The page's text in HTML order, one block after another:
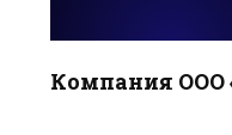
Компания ООО